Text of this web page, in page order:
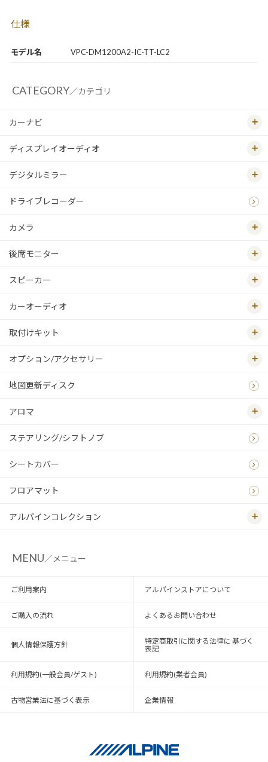
モデル名 VPC-DM1200A2-IC-TT-LC2
仕様
CATEGORY／カテゴリ
カーナビ
ディスプレイオーディオ
デジタルミラー
ドライブレコーダー
カメラ
後席モニター
スピーカー
カーオーディオ
取付けキット
オプション/アクセサリー
地図更新ディスク
アロマ
ステアリング/シフトノブ
シートカバー
フロアマット
アルパインコレクション
MENU／メニュー
ご利用案内 アルパインストアについて
ご購入の流れ よくあるお問い合わせ
個人情報保護方針
特定商取引に関する法律に 基づく
表記
利用規約(一般会員/ゲスト) 利用規約(業者会員)
古物営業法に基づく表示 企業情報